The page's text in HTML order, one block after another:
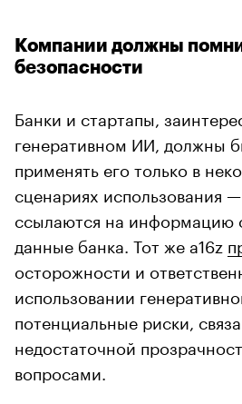
Компании должны
безопасности
Банки и стартапы,
генеративном ИИ, должны
применять его только в
сценариях использования
ссылаются на информацию
данные банка. Тот же a16z
осторожности и
использовании
потенциальные риски,
недостаточной
вопросами.